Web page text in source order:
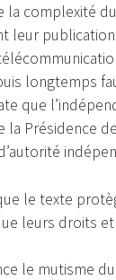
la complexité
leur
longtemps
que
Présidence
le texte
leurs droits
le mutisme